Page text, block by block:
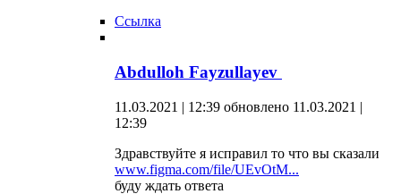
Ссылка
Abdulloh Fayzullayev
11.03.2021 | 12:39 обновлено 11.03.2021 |
12:39
Здравствуйте я исправил то что вы сказали
www.figma.com/file/UEvOtM...
буду ждать ответа